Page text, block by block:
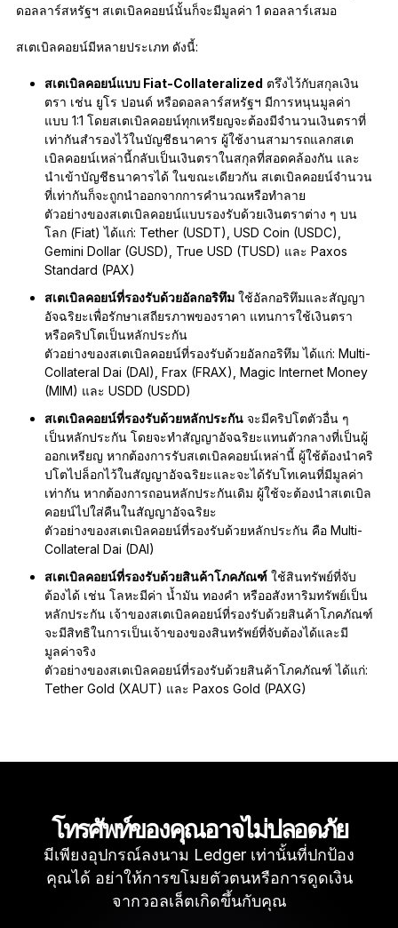
ดอลลาร์สหรัฐฯ สเตเบิลคอยน์นั้นก็จะมีมูลค่า 1 ดอลลาร์เสมอ
สเตเบิลคอยน์มีหลายประเภท ดังนี้:
สเตเบิลคอยน์แบบ Fiat-Collateralized ตรึงไว้กับสกุลเงิน
ตรา เช่น ยูโร ปอนด์ หรือดอลลาร์สหรัฐฯ มีการหนุนมูลค่า
แบบ 1:1 โดยสเตเบิลคอยน์ทุกเหรียญจะต้องมีจำนวนเงินตราที่
เท่ากันสำรองไว้ในบัญชีธนาคาร ผู้ใช้งานสามารถแลกสเต
เบิลคอยน์เหล่านี้กลับเป็นเงินตราในสกุลที่สอดคล้องกัน และ
นำเข้าบัญชีธนาคารได้ ในขณะเดียวกัน สเตเบิลคอยน์จำนวน
ที่เท่ากันก็จะถูกนำออกจากการคำนวณหรือทำลาย
ตัวอย่างของสเตเบิลคอยน์แบบรองรับด้วยเงินตราต่าง ๆ บน
โลก (Fiat) ได้แก่: Tether (USDT), USD Coin (USDC),
Gemini Dollar (GUSD), True USD (TUSD) และ Paxos
Standard (PAX)
สเตเบิลคอยน์ที่รองรับด้วยอัลกอริทึมใช้อัลกอริทึมและสัญญา
อัจฉริยะเพื่อรักษาเสถียรภาพของราคา แทนการใช้เงินตรา
หรือคริปโตเป็นหลักประกัน
ตัวอย่างของสเตเบิลคอยน์ที่รองรับด้วยอัลกอริทึม ได้แก่: Multi-
Collateral Dai (DAI), Frax (FRAX), Magic Internet Money
(MIM) และ USDD (USDD)
สเตเบิลคอยน์ที่รองรับด้วยหลักประกันจะมีคริปโตตัวอื่น ๆ
เป็นหลักประกัน โดยจะทำสัญญาอัจฉริยะแทนตัวกลางที่เป็นผู้
ออกเหรียญ หากต้องการรับสเตเบิลคอยน์เหล่านี้ ผู้ใช้ต้องนำคริ
ปโตไปล็อกไว้ในสัญญาอัจฉริยะและจะได้รับโทเคนที่มีมูลค่า
เท่ากัน หากต้องการถอนหลักประกันเดิม ผู้ใช้จะต้องนำสเตเบิล
คอยน์ไปใส่คืนในสัญญาอัจฉริยะ
ตัวอย่างของสเตเบิลคอยน์ที่รองรับด้วยหลักประกัน คือ Multi-
Collateral Dai (DAI)
สเตเบิลคอยน์ที่รองรับด้วยสินค้าโภคภัณฑ์ใช้สินทรัพย์ที่จับ
ต้องได้ เช่น โลหะมีค่า น้ำมัน ทองคำ หรืออสังหาริมทรัพย์เป็น
หลักประกัน เจ้าของสเตเบิลคอยน์ที่รองรับด้วยสินค้าโภคภัณฑ์
จะมีสิทธิในการเป็นเจ้าของของสินทรัพย์ที่จับต้องได้และมี
มูลค่าจริง
ตัวอย่างของสเตเบิลคอยน์ที่รองรับด้วยสินค้าโภคภัณฑ์ ได้แก่:
Tether Gold (XAUT) และ Paxos Gold (PAXG)
โทรศัพท์ของคุณอาจไม่ปลอดภัย
มีเพียงอุปกรณ์ลงนาม Ledger เท่านั้นที่ปกป้อง
คุณได้ อย่าให้การขโมยตัวตนหรือการดูดเงิน
จากวอลเล็ตเกิดขึ้นกับคุณ